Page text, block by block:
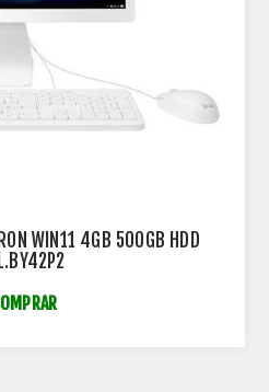
WIN11 4GB 500GB HDD